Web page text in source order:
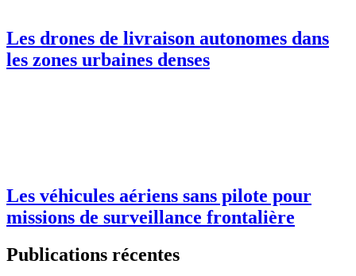
Les drones de livraison autonomes dans
les zones urbaines denses
Les véhicules aériens sans pilote pour
missions de surveillance frontalière
Publications récentes